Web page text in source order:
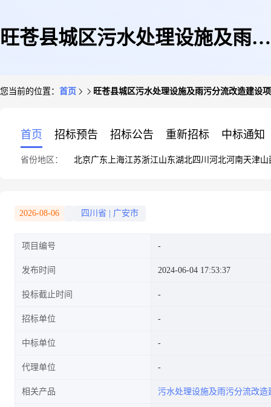
旺苍县城区污水处理设施及雨污
您当前的位置： 首页 旺苍县城区污水处理设施及雨污分流改造建设
首页 招标预告 招标公告 重新招标 中标通知
省份地区： 北京广东 上海江苏浙江山东湖北四川 河北河南天津山
2026-08-06 四川省 广安市
项目编号
发布时间 2024-06-04 17:53:37
投标截止时间
招标单位
中标单位
代理单位
相关产品 污水处理设施及雨污分流改造